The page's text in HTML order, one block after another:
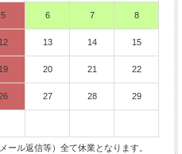
5 6 7 8
12 13 14 15
19 20 21 22
27 28 29
ール返信等）全て休業となります。